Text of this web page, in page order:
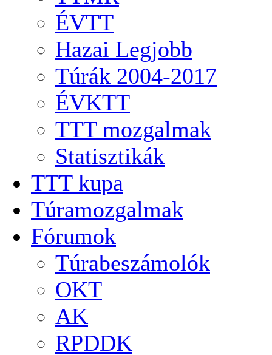
ÉVTT
Hazai Legjobb
Túrák 2004-2017
ÉVKTT
TTT mozgalmak
Statisztikák
TTT kupa
Túramozgalmak
Fórumok
Túrabeszámolók
OKT
AK
RPDDK